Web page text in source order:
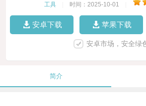
工具 时间：2025-10-01
安卓下载 苹果下载
安卓市场，安全绿
简介